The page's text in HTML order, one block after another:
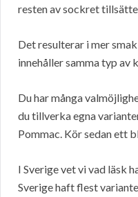
resten av sockret
Det resulterar i mer
innehåller samma typ av
Du har många
du tillverka egna
Pommac. Kör sedan ett
I Sverige vet vi vad läsk
Sverige haft flest